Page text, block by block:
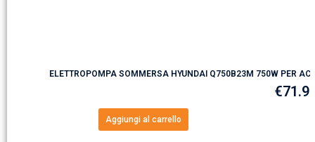
ELETTROPOMPA SOMMERSA HYUNDAI Q750B23M 750W PER
€
Aggiungi al carrello